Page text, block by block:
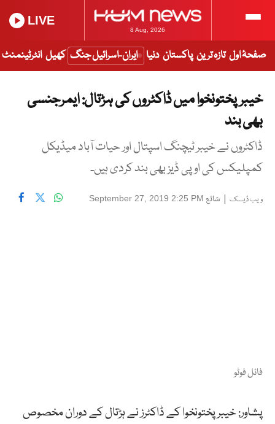
8 Aug, 2026
LIVE
صفحۂ اول تازہ ترین پاکستان دنیا ایران-اسرائیل جنگ کھیل انٹرٹینمنٹ
خیبرپختونخوا میں ڈاکٹروں کی ہڑتال: ایمرجنسی
بھی بند
ڈاکٹروں نے خیبر ٹیچنگ اسپتال اور حیات آباد میڈیکل
کمپلیکس کی او پی ڈیز بھی بند کردی ہیں۔
ویب ڈیسک | شائع September 27, 2019 2:25 PM
فائل فوٹو
پشاور: خیبر پختونخوا کے ڈاکٹرز نے ہڑتال کے دوران مخصوص